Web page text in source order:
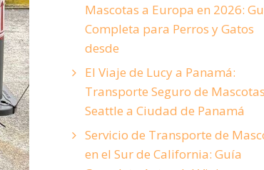
Mascotas a Europa en 2026:
Completa para Perros y Gatos
desde
El Viaje de Lucy a Panamá:
Transporte Seguro de
Seattle a Ciudad de Panamá
Servicio de Transporte de
en el Sur de California: Guía